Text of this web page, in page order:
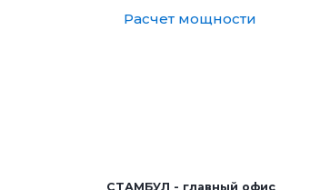
Расчет мощности
СТАМБУЛ - главный офис